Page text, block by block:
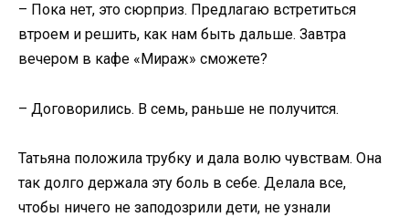
– Пока нет, это сюрприз. Предлагаю встретиться
втроем и решить, как нам быть дальше. Завтра
вечером в кафе «Мираж» сможете?
– Договорились. В семь, раньше не получится.
Татьяна положила трубку и дала волю чувствам. Она
так долго держала эту боль в себе. Делала все,
чтобы ничего не заподозрили дети, не узнали